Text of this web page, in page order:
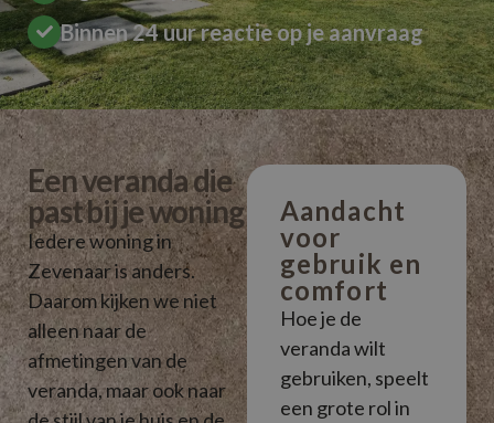
Binnen 24 uur reactie op je aanvraag
Een veranda die
past bij je woning
Iedere woning in
Zevenaar is anders.
Daarom kijken we niet
alleen naar de
afmetingen van de
veranda, maar ook naar
Aandacht
voor
gebruik en
comfort
Hoe je de
veranda wilt
gebruiken, speelt
een grote rol in